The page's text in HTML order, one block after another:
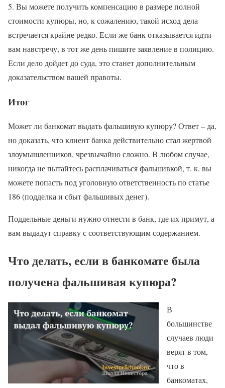
5. Вы можете получить компенсацию в размере полной
стоимости купюры, но, к сожалению, такой исход дела
встречается крайне редко. Если же банк отказывается идти
вам навстречу, в тот же день пишите заявление в полицию.
Если дело дойдет до суда, это станет дополнительным
доказательством вашей правоты.
Итог
Может ли банкомат выдать фальшивую купюру? Ответ – да,
но доказать, что клиент банка действительно стал жертвой
злоумышленников, чрезвычайно сложно. В любом случае,
никогда не пытайтесь расплачиваться фальшивкой, т. к. вы
можете попасть под уголовную ответственность по статье
186 (подделка и сбыт фальшивых денег).
Поддельные деньги нужно отнести в банк, где их примут, а
вам выдадут справку с соответствующим содержанием.
Что делать, если в банкомате была
получена фальшивая купюра?
В
большинстве
случаев люди
верят в том,
что в
банкоматах,